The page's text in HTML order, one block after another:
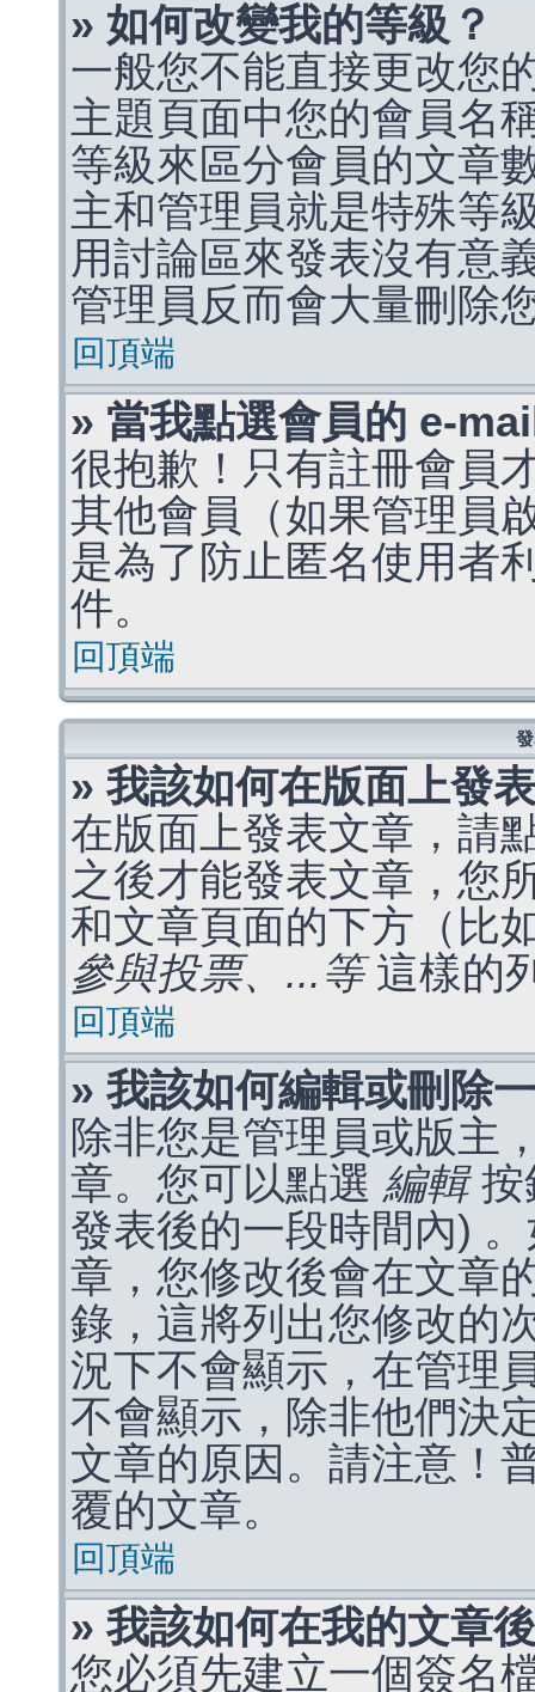
» 如何改變我的等級？
一般您不能直接更改您
主題頁面中您的會員名
等級來區分會員的文章
主和管理員就是特殊等
用討論區來發表沒有意
管理員反而會大量刪除
回頂端
» 當我點選會員的 e-
很抱歉！只有註冊會員
其他會員（如果管理員
是為了防止匿名使用者
件。
回頂端
» 我該如何在版面上發
在版面上發表文章，請
之後才能發表文章，您
和文章頁面的下方（比
參與投票、...等這樣的
回頂端
» 我該如何編輯或刪除
除非您是管理員或版主
章。您可以點選 編輯按
發表後的一段時間內)
章，您修改後會在文章
錄，這將列出您修改的
況下不會顯示，在管理
不會顯示，除非他們決
文章的原因。請注意！
覆的文章。
回頂端
» 我該如何在我的文章
您必須先建立一個簽名